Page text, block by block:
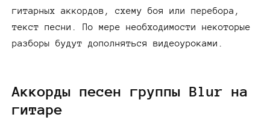
гитарных аккордов, схему боя или перебора,
текст песни. По мере необходимости некоторые
разборы будут дополняться видеоуроками.
Аккорды песен группы Blur на
гитаре